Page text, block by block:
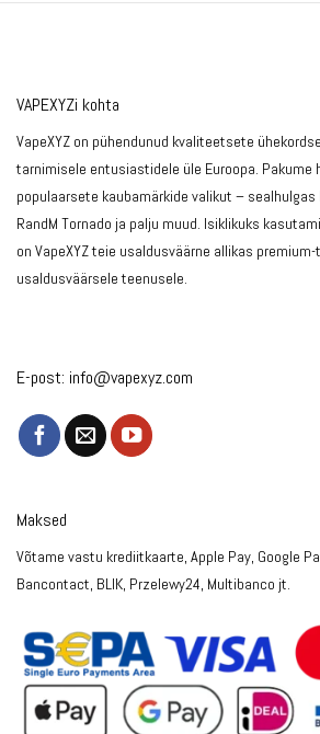
VAPEXYZi kohta
VapeXYZ on pühendunud kvaliteetsete
tarnimisele entusiastidele üle Euroopa. Pakume
populaarsete kaubamärkide valikut – sealhulgas
RandM Tornado ja palju muud. Isiklikuks
on VapeXYZ teie usaldusväärne allikas
usaldusväärsele teenusele.
E-post: info@vapexyz.com
Maksed
Võtame vastu krediitkaarte, Apple Pay, Google
Bancontact, BLIK, Przelewy24, Multibanco jt.